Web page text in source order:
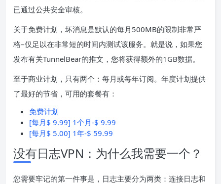
已通过公共安全审核。
关于免费计划，坏消息是默认的每月500MB的限制非常严
格–仅足以在非常短的时间内测试该服务。就是说，如果您
发布有关TunnelBear的推文，您将获得额外的1GB数据。
至于商业计划，只有两个：每月或每年订阅。年度计划提供
了最好的节省，可用的套餐有：
免费计划
[每月$ 9.99] 1个月-$ 9.99
[每月$ 5.00] 1年-$ 59.99
没有日志VPN：为什么我需要一个？
您需要牢记的第一件事是，日志主要分为两类：连接日志和